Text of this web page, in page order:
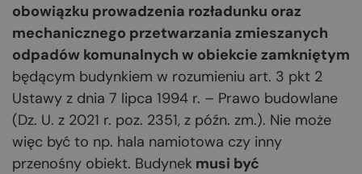
obowiązku prowadzenia rozładunku oraz
mechanicznego przetwarzania zmieszanych
odpadów komunalnych w obiekcie zamkniętym
będącym budynkiem w rozumieniu art. 3 pkt 2
Ustawy z dnia 7 lipca 1994 r. – Prawo budowlane
(Dz. U. z 2021 r. poz. 2351, z późn. zm.). Nie może
więc być to np. hala namiotowa czy inny
przenośny obiekt. Budynek musi być